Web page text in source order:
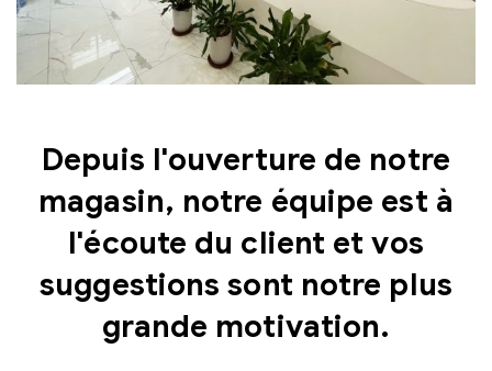
Depuis l'ouverture de notre
magasin, notre équipe est à
l'écoute du client et vos
suggestions sont notre plus
grande motivation.